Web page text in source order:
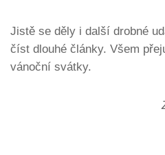
Jistě se děly i další drobné
číst dlouhé články. Všem
vánoční svátky.